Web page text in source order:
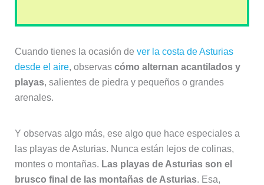
Cuando tienes la ocasión de ver la costa de Asturias
desde el aire, observas cómo alternan acantilados y
playas, salientes de piedra y pequeños o grandes
arenales.
Y observas algo más, ese algo que hace especiales a
las playas de Asturias. Nunca están lejos de colinas,
montes o montañas. Las playas de Asturias son el
brusco final de las montañas de Asturias. Esa,